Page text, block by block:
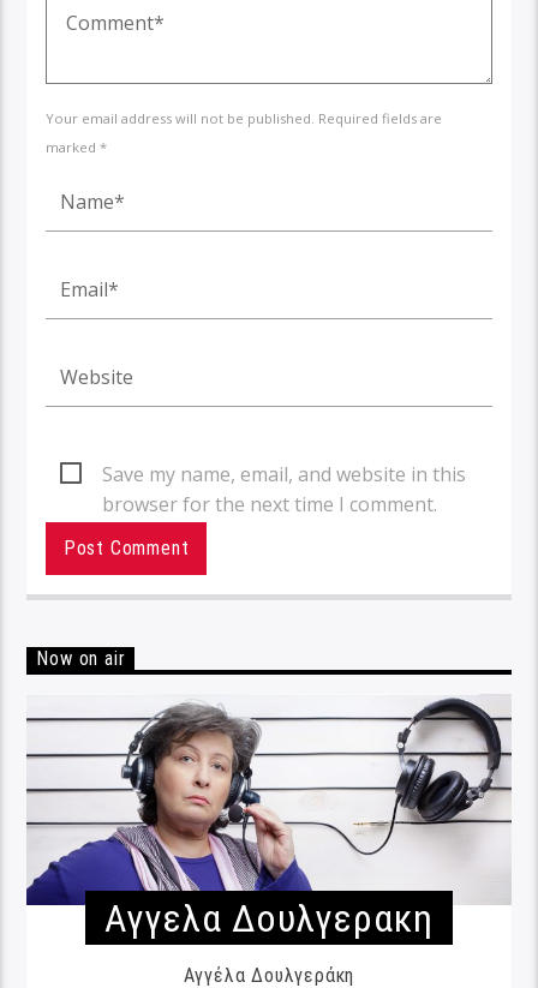
Your email address will not be published. Required fields are
marked *
Save my name, email, and website in this
browser for the next time I comment.
Now on air
Αγγελα Δουλγερακη
Αγγέλα Δουλγεράκη